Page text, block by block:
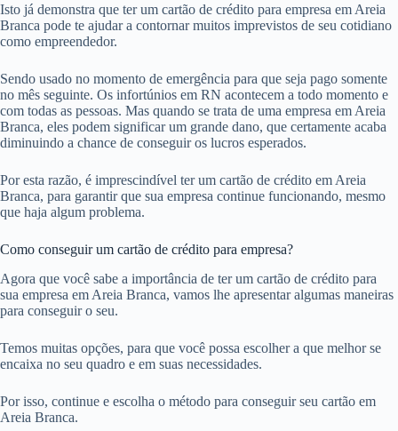
Isto já demonstra que ter um cartão de crédito para empresa em Areia
Branca pode te ajudar a contornar muitos imprevistos de seu cotidiano
como empreendedor.
Sendo usado no momento de emergência para que seja pago somente
no mês seguinte. Os infortúnios em RN acontecem a todo momento e
com todas as pessoas. Mas quando se trata de uma empresa em Areia
Branca, eles podem significar um grande dano, que certamente acaba
diminuindo a chance de conseguir os lucros esperados.
Por esta razão, é imprescindível ter um cartão de crédito em Areia
Branca, para garantir que sua empresa continue funcionando, mesmo
que haja algum problema.
Como conseguir um cartão de crédito para empresa?
Agora que você sabe a importância de ter um cartão de crédito para
sua empresa em Areia Branca, vamos lhe apresentar algumas maneiras
para conseguir o seu.
Temos muitas opções, para que você possa escolher a que melhor se
encaixa no seu quadro e em suas necessidades.
Por isso, continue e escolha o método para conseguir seu cartão em
Areia Branca.